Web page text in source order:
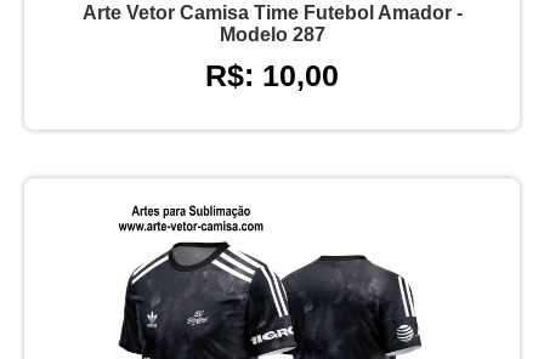
Arte Vetor Camisa Time Futebol Amador -
Modelo 287
R$: 10,00